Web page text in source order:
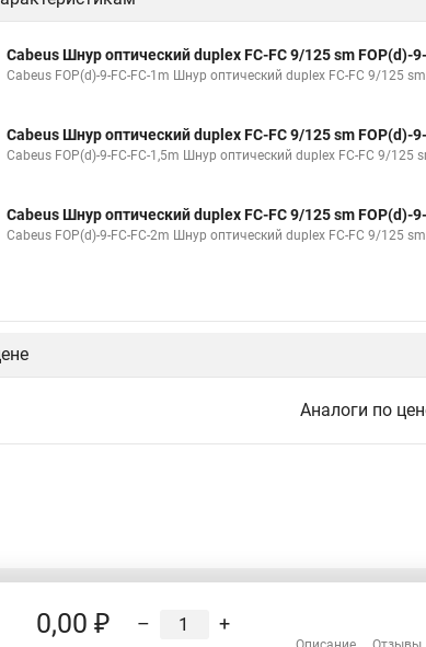
Cabeus Шнур оптический duplex FC-FC 9/125 sm FOP(d)-
Cabeus FOP(d)-9-FC-FC-1m Шнур оптический duplex FC-FC 9/125
Cabeus Шнур оптический duplex FC-FC 9/125 sm FOP(d)-
Cabeus FOP(d)-9-FC-FC-1,5m Шнур оптический duplex FC-FC 9/125
Cabeus Шнур оптический duplex FC-FC 9/125 sm FOP(d)-
Cabeus FOP(d)-9-FC-FC-2m Шнур оптический duplex FC-FC 9/125
Аналоги по
0,00 ₽ – +